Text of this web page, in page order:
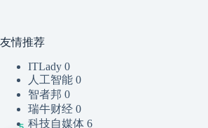
友情推荐
ITLady 0
人工智能 0
智者邦 0
瑞牛财经 0
科技自媒体 6